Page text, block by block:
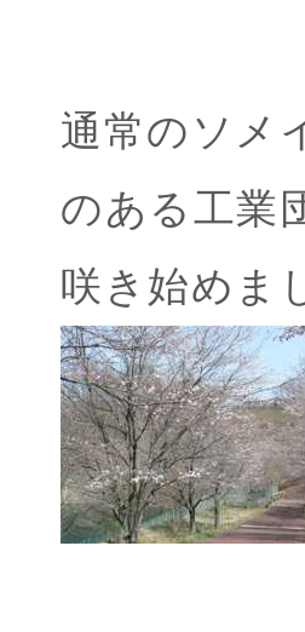
通常のソメ
のある工業
咲き始めま